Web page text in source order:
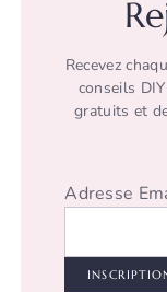
Recevez
conseils
gratuits et
Adresse